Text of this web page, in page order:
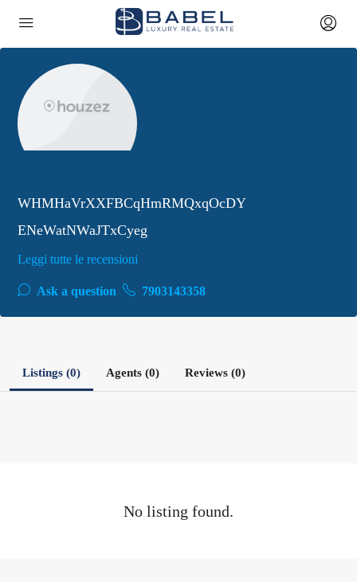
WHMHaVrXXFBCqHmRMQxqOcDY
ENeWatNWaJTxCyeg
Leggi tutte le recensioni
Ask a question 7903143358
Listings (0) Agents (0) Reviews (0)
No listing found.